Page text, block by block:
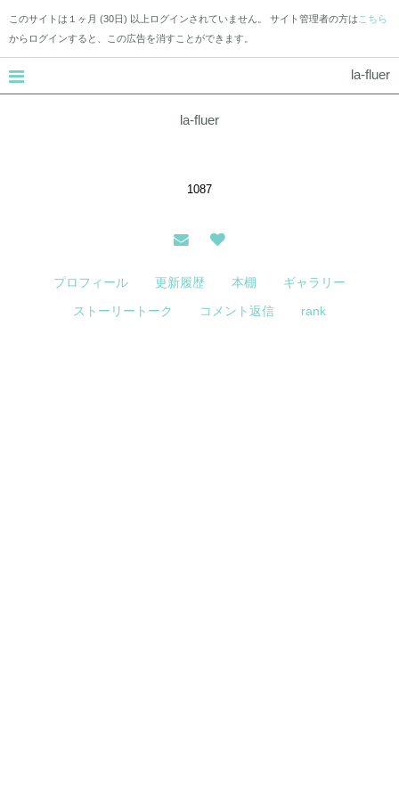
このサイトは１ヶ月 (30日) 以上ログインされていません。 サイト管理者の方は こちら
からログインすると、この広告を消すことができます。
la-fluer
la-fluer
1087
プロフィール 更新履歴 本棚
ギャラリー
ストーリートーク
コメント返信 rank